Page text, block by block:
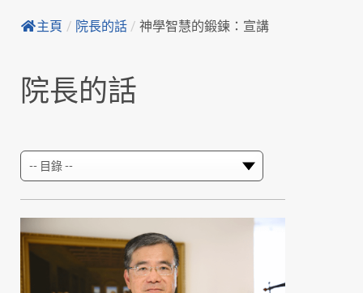
主頁 / 院長的話 / 神學智慧的鍛鍊：宣講
院長的話